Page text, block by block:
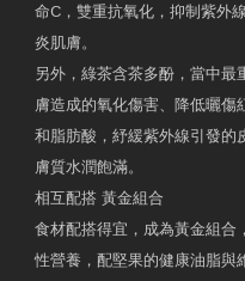
命C，雙重抗氧化，抑制紫外
炎肌膚。
另外，綠茶含茶多酚，當中
膚造成的氧化傷害、降低曬
和脂肪酸，紓緩紫外線引發的
膚質水潤飽滿。
相互配搭 黃金組合
食材配搭得宜，成為黃金組合
性營養，配堅果的健康油脂與